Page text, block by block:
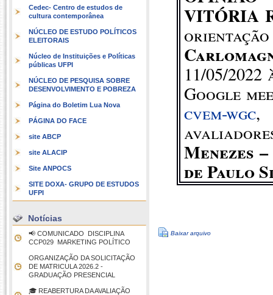
Cedec- Centro de estudos de
cultura contemporânea
NÚCLEO DE ESTUDO POLÍTICOS
ELEITORAIS
Núcleo de Instituições e Políticas
públicas UFPI
NÚCLEO DE PESQUISA SOBRE
DESENVOLVIMENTO E POBREZA
Página do Boletim Lua Nova
PÁGINA DO FACE
site ABCP
site ALACIP
Site ANPOCS
SITE DOXA- GRUPO DE ESTUDOS
UFPI
Notícias
📢 COMUNICADO  DISCIPLINA
CCP029  MARKETING POLÍTICO
ORGANIZAÇÃO DA SOLICITAÇÃO
DE MATRICULA 2026.2 -
GRADUAÇÃO PRESENCIAL
🎓 REABERTURA DA AVALIAÇÃO
VITÓRIA
11/05/
Google
cvem-wgc,
Menezes–
de Paulo
Baixar arquivo